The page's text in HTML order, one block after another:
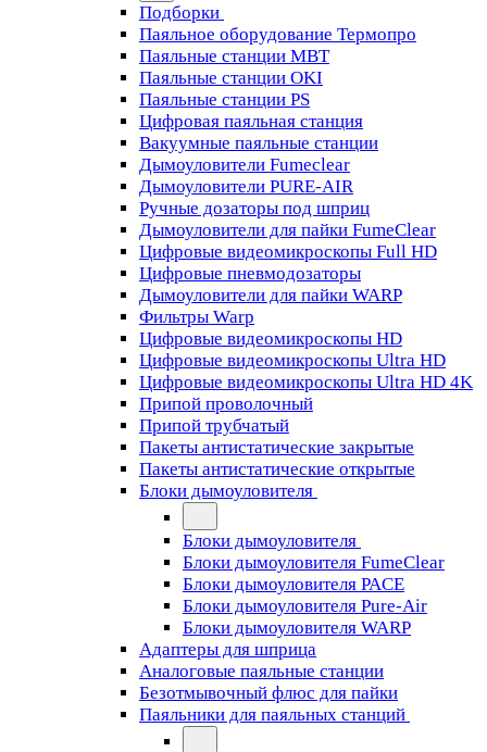
Подборки
Паяльное оборудование Термопро
Паяльные станции MBT
Паяльные станции OKI
Паяльные станции PS
Цифровая паяльная станция
Вакуумные паяльные станции
Дымоуловители Fumeclear
Дымоуловители PURE-AIR
Ручные дозаторы под шприц
Дымоуловители для пайки FumeClear
Цифровые видеомикроскопы Full HD
Цифровые пневмодозаторы
Дымоуловители для пайки WARP
Фильтры Warp
Цифровые видеомикроскопы HD
Цифровые видеомикроскопы Ultra HD
Цифровые видеомикроскопы Ultra HD 4K
Припой проволочный
Припой трубчатый
Пакеты антистатические закрытые
Пакеты антистатические открытые
Блоки дымоуловителя
Блоки дымоуловителя
Блоки дымоуловителя FumeClear
Блоки дымоуловителя PACE
Блоки дымоуловителя Pure-Air
Блоки дымоуловителя WARP
Адаптеры для шприца
Аналоговые паяльные станции
Безотмывочный флюс для пайки
Паяльники для паяльных станций